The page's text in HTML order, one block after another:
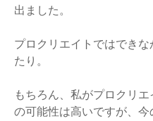
出ました。
プロクリエイトではでき
たり。
もちろん、私がプロクリ
の可能性は高いですが、